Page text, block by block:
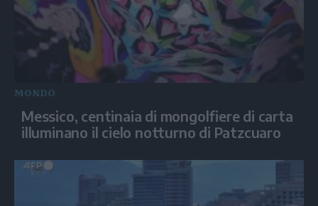
MONDO
Messico, centinaia di mongolfiere di carta
illuminano il cielo notturno di Patzcuaro